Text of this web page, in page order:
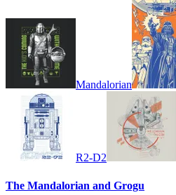
Mandalorian
R2-D2
The Mandalorian and Grogu